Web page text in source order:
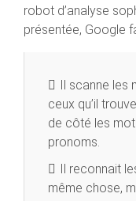
robot d’analyse
présentée, Google
Il scanne les
ceux qu’il
de côté les
pronoms.
Il reconnait
même chose,